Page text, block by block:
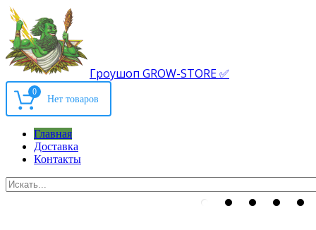
Гроушоп GROW-STORE ✅
0
Главная
Доставка
Контакты